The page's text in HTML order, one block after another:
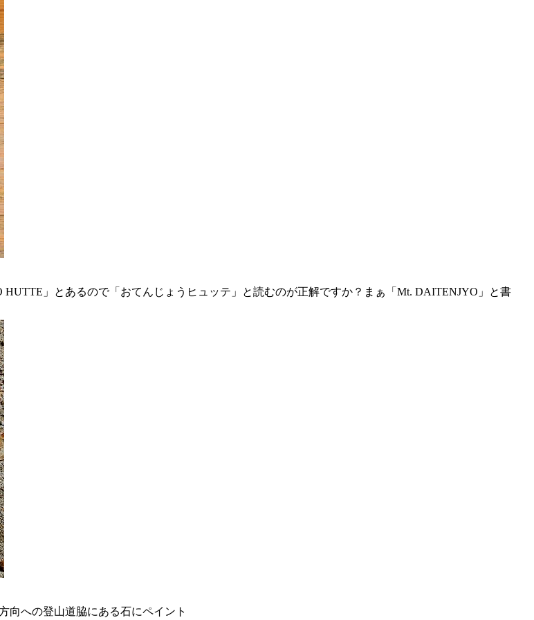
」とあるので「おてんじょうヒュッテ」と読むのが正解ですか？まぁ「Mt. DAITENJYO」と書
向への登山道脇にある石にペイント